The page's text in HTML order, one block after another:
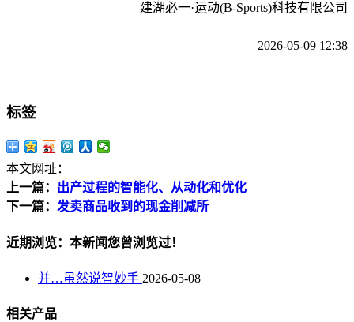
建湖必一·运动(B-Sports)科技有限公司
2026-05-09 12:38
标签
本文网址：
上一篇： 出产过程的智能化、从动化和优化
下一篇： 发卖商品收到的现金削减所
近期浏览：本新闻您曾浏览过！
并…虽然说智妙手 2026-05-08
相关产品